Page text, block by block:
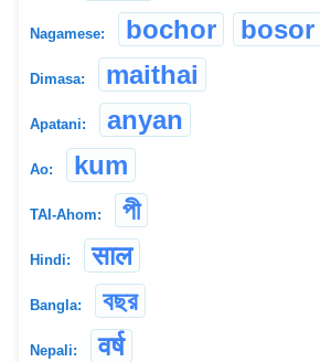
Nagamese: bochor bosor
Dimasa: maithai
Apatani: anyan
Ao: kum
TAI-Ahom: পী
Hindi: साल
Bangla: বছর
Nepali: वर्ष